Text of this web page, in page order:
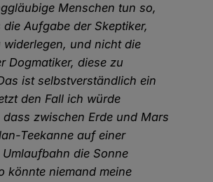
Menschen tun so,
Aufgabe der Skeptiker,
widerlegen, und nicht die
Dogmatiker, diese zu
ist selbstverständlich ein
den Fall ich würde
zwischen Erde und Mars
Teekanne auf einer
die Sonne
könnte niemand meine